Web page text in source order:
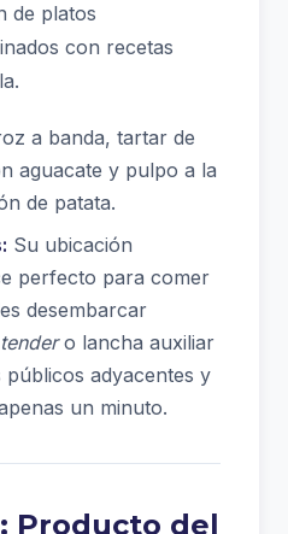
de platos
con recetas
a banda, tartar de
aguacate y pulpo a la
de patata.
Su ubicación
perfecto para comer
desembarcar
tendero lancha auxiliar
adyacentes y
un minuto.
Producto del